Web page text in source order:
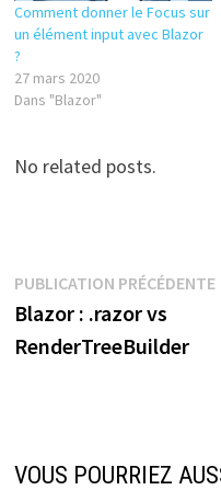
Comment donner le Focus sur
un élément input avec Blazor
?
27 mars 2020
Dans "Blazor"
No related posts.
Navigation
de
PUBLICATION PRÉCÉDENTE
Blazor : .razor vs
RenderTreeBuilder
VOUS POURRIEZ